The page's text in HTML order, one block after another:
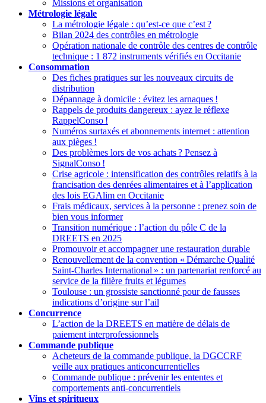
Missions et organisation
Métrologie légale
La métrologie légale : qu’est-ce que c’est?
Bilan 2024 des contrôles en métrologie
Opération nationale de contrôle des centres de contrôle
technique : 1 872 instruments vérifiés en Occitanie
Consommation
Des fiches pratiques sur les nouveaux circuits de
distribution
Dépannage à domicile : évitez les arnaques !
Rappels de produits dangereux : ayez le réflexe
RappelConso !
Numéros surtaxés et abonnements internet : attention
aux pièges !
Des problèmes lors de vos achats? Pensez à
SignalConso !
Crise agricole : intensification des contrôles relatifs à la
francisation des denrées alimentaires et à l’application
des lois EGAlim en Occitanie
Frais médicaux, services à la personne : prenez soin de
bien vous informer
Transition numérique : l’action du pôle C de la
DREETS en 2025
Promouvoir et accompagner une restauration durable
Renouvellement de la convention « Démarche Qualité
Saint-Charles International » : un partenariat renforcé au
service de la filière fruits et légumes
Toulouse : un grossiste sanctionné pour de fausses
indications d’origine sur l’ail
Concurrence
L’action de la DREETS en matière de délais de
paiement interprofessionnels
Commande publique
Acheteurs de la commande publique, la DGCCRF
veille aux pratiques anticoncurrentielles
Commande publique : prévenir les ententes et
comportements anti-concurrentiels
Vins et spiritueux